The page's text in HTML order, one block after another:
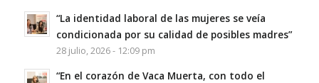
“La identidad laboral de las mujeres se veía
condicionada por su calidad de posibles madres”
28 julio, 2026 - 12:09 pm
“En el corazón de Vaca Muerta, con todo el